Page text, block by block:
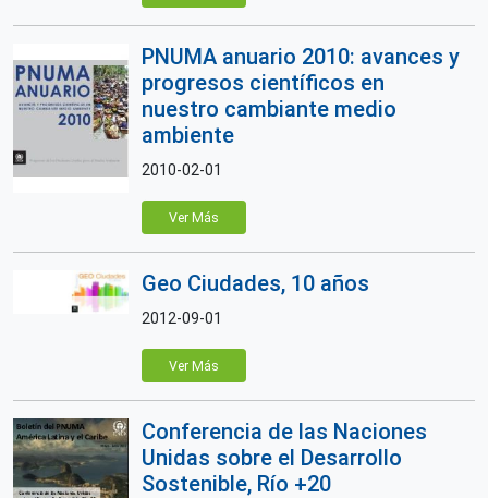
PNUMA anuario 2010: avances y
progresos científicos en
nuestro cambiante medio
ambiente
2010-02-01
Ver Más
Geo Ciudades, 10 años
2012-09-01
Ver Más
Conferencia de las Naciones
Unidas sobre el Desarrollo
Sostenible, Río +20